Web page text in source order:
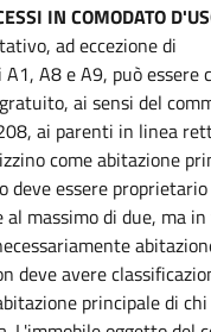
IN COMODATO
ad eccezione di
A8 e A9, può essere
ai sensi del
ai parenti in linea
come abitazione
deve essere
massimo di due, ma
deve avere
principale di